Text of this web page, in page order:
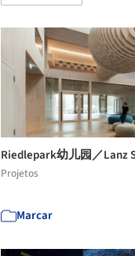
Riedlepark幼儿园／Lanz
Projetos
Marcar